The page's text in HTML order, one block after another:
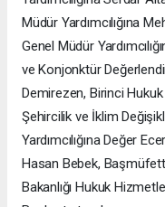
Müdür Yardımcılığına
Genel Müdür
ve Konjonktür
Demirezen, Birinci
Şehircilik ve İklim
Yardımcılığına Değer
Hasan Bebek,
Bakanlığı Hukuk